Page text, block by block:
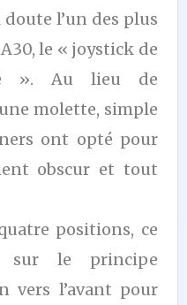
l’un des plus
le « joystick de
». Au lieu de
molette, simple
ont opté pour
obscur et tout
positions, ce
sur le principe
vers l’avant pour